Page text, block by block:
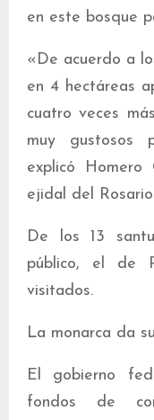
en este bosque
«De acuerdo a
en 4 hectáreas
cuatro veces
muy gustosos
explicó Homero
ejidal del
De los 13
público, el de
visitados.
La monarca da
El gobierno
fondos de